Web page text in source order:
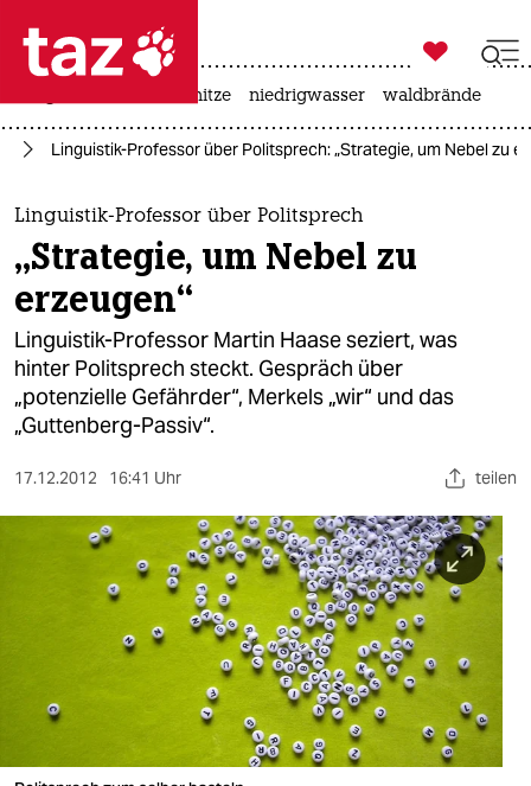
 taz zahl ich
taz zahl ich
themen
politik
öko
gesellschaft
kultur
sport

taz zahl ich
hitze niedrigwasser waldbrände
Linguistik-Professor über Politsprech: „Strategie, um Nebel zu
Linguistik-Professor über Politsprech
„Strategie, um Nebel zu
erzeugen“
Linguistik-Professor Martin Haase seziert, was
hinter Politsprech steckt. Gespräch über
„potenzielle Gefährder“, Merkels „wir“ und das
„Guttenberg-Passiv“.
17.12.2012 16:41 Uhr teilen